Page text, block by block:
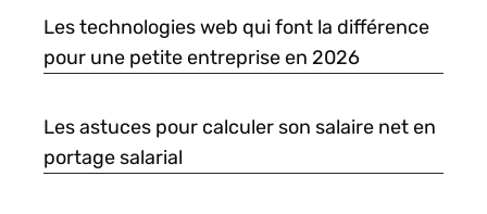
Les technologies web qui font la différence
pour une petite entreprise en 2026
Les astuces pour calculer son salaire net en
portage salarial